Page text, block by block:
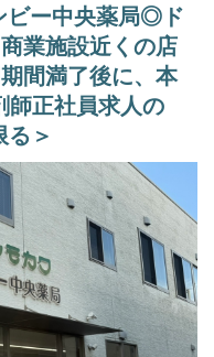
と決定する。
ビー中央薬局◎ド
業施設近くの店
間満了後に、本
正社員求人の
る＞